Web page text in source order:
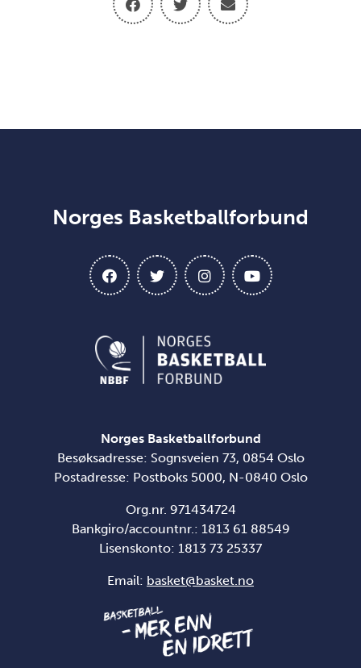
Norges Basketballforbund
Norges Basketballforbund
Besøksadresse: Sognsveien 73, 0854 Oslo
Postadresse: Postboks 5000, N-0840 Oslo
Org.nr. 971434724
Bankgiro/accountnr.: 1813 61 88549
Lisenskonto: 1813 73 25337
Email: basket@basket.no